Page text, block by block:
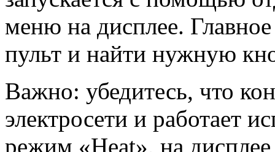
меню на дисплее.
пульт и найти нужную
Важно: убедитесь, что
электросети и работает
режим «Heat», на дисплее